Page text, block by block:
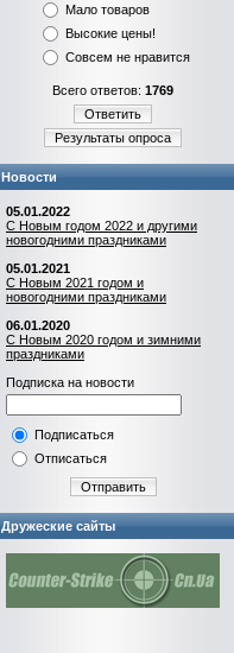
Мало товаров
Высокие цены!
Совсем не нравится
Всего ответов: 1769
Ответить
Результаты опроса
Новости
05.01.2022
С Новым годом 2022 и другими
новогодними праздниками
05.01.2021
С Новым 2021 годом и
новогодними праздниками
06.01.2020
С Новым 2020 годом и зимними
праздниками
Подписка на новости
Подписаться
Отписаться
Отправить
Дружеские сайты